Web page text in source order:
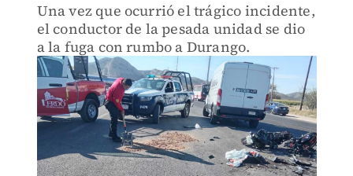
Una vez que ocurrió el trágico incidente,
el conductor de la pesada unidad se dio
a la fuga con rumbo a Durango.